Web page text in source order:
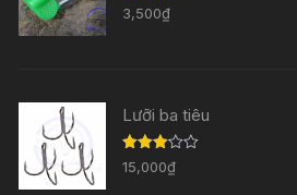
Được
xếp
3,500₫
Lưỡi ba tiêu
Được
xếp
15,000₫